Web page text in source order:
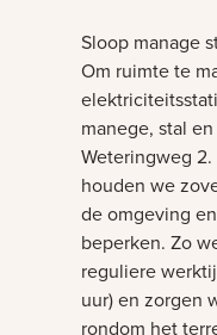
Sloop manage
Om ruimte te
manege, stal
Weteringweg
houden we
de omgeving
beperken. Zo
reguliere
uur) en zorgen
rondom het